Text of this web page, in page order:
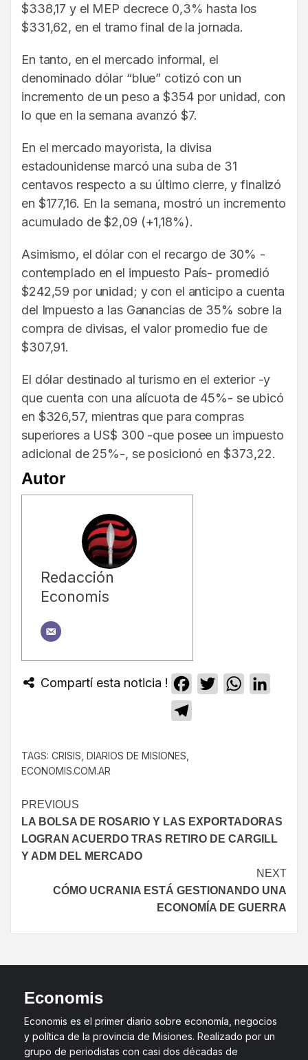
$338,17 y el MEP decrece 0,3% hasta los
$331,62, en el tramo final de la jornada.
En tanto, en el mercado informal, el
denominado dólar “blue” cotizó con un
incremento de un peso a $354 por unidad, con
lo que en la semana avanzó $7.
En el mercado mayorista, la divisa
estadounidense marcó una suba de 31
centavos respecto a su último cierre, y finalizó
en $177,16. En la semana, mostró un incremento
acumulado de $2,09 (+1,18%).
Asimismo, el dólar con el recargo de 30% -
contemplado en el impuesto País- promedió
$242,59 por unidad; y con el anticipo a cuenta
del Impuesto a las Ganancias de 35% sobre la
compra de divisas, el valor promedio fue de
$307,91.
El dólar destinado al turismo en el exterior -y
que cuenta con una alícuota de 45%- se ubicó
en $326,57, mientras que para compras
superiores a US$ 300 -que posee un impuesto
adicional de 25%-, se posicionó en $373,22.
Autor
Redacción
Economis
Compartí esta noticia ! Facebook
TwitterWhatsApp
TAGS: CRISIS DIARIOS DE MISIONES
ECONOMIS.COM.AR
PREVIOUS
LA BOLSA DE ROSARIO Y LAS EXPORTADORAS
LOGRAN ACUERDO TRAS RETIRO DE CARGILL
Y ADM DEL MERCADO
NEXT
CÓMO UCRANIA ESTÁ GESTIONANDO UNA
ECONOMÍA DE GUERRA
Economis
Economis es el primer diario sobre economía, negocios
y política de la provincia de Misiones. Realizado por un
grupo de periodistas con casi dos décadas de